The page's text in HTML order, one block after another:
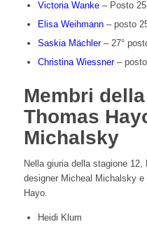
Victoria Wanke– Posto 25
Elisa Weihmann– posto
Saskia Mächler– 27°
Christina Wiessner–
Membri
Thomas
Michalsky
Nella giuria della stagione
designer Micheal Michalsky
Hayo.
Heidi Klum